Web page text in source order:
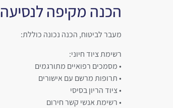
הכנה מקיפה לנסיעה
מעבר לביטוח, הכנה נכונה כוללת:
רשימת ציוד חיוני:
• מסמכים רפואיים מתורגמים
• תרופות מרשם עם אישורים
• ציוד הריון בסיסי
• רשימת אנשי קשר חירום